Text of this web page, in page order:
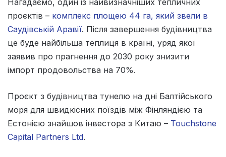
проєктів – комплекс площею 44 га, який звели в
Саудівській Аравії. Після завершення будівництва
це буде найбільша теплиця в країні, уряд якої
заявив про прагнення до 2030 року знизити
імпорт продовольства на 70%.
Проєкт з будівництва тунелю на дні Балтійського
моря для швидкісних поїздів між Фінляндією та
Естонією знайшов інвестора з Китаю – Touchstone
Capital Partners Ltd.